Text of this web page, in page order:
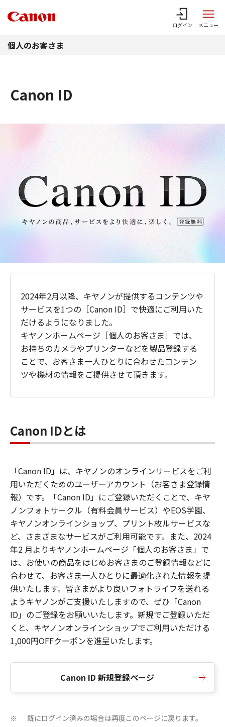
ログイン メニュー
個人のお客さま
Canon ID
2024年2月以降、キヤノンが提供するコンテンツや
サービスを1つの［Canon ID］で快適にご利用いた
だけるようになりました。
キヤノンホームページ［個人のお客さま］では、
お持ちのカメラやプリンターなどを製品登録する
ことで、お客さま一人ひとりに合わせたコンテン
ツや機材の情報をご提供させて頂きます。
Canon IDとは
「Canon ID」は、キヤノンのオンラインサービスをご利
用いただくためのユーザーアカウント（お客さま登録情
報）です。「Canon ID」にご登録いただくことで、キヤ
ノンフォトサークル（有料会員サービス）やEOS学園、
キヤノンオンラインショップ、プリント枚ルサービスな
ど、さまざまなサービスがご利用可能です。また、2024
年2 月よりキヤノンホームページ「個人のお客さま」で
は、お使いの商品をはじめお客さまのご登録情報などに
合わせて、お客さま一人ひとりに最適化された情報を提
供いたします。皆さまがより良いフォトライフを送れる
ようキヤノンがご支援いたしますので、ぜひ「Canon
ID」のご登録をお願いいたします。新規でご登録いただ
くと、キヤノンオンラインショップでご利用いただける
1,000円OFFクーポンを進呈いたします。
Canon ID 新規登録ページ
※ 既にログイン済みの場合は再度このページに戻ります。